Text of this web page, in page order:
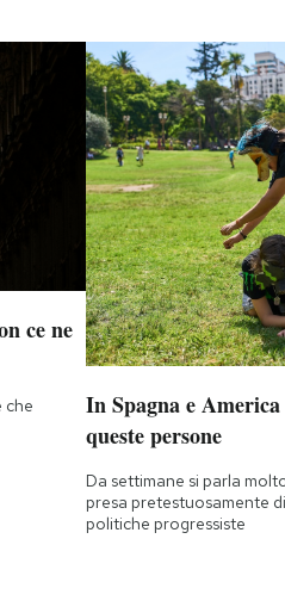
ce ne
che
In Spagna e
queste persone
Da settimane si parla
presa pretestuosamente
politiche progressiste